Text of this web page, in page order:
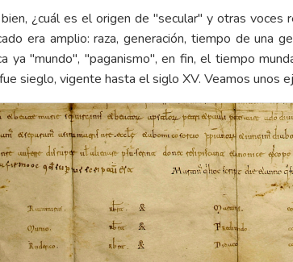
¿cuál es el origen de "secular" y otras voces
era amplio: raza, generación, tiempo de una
ya "mundo", "paganismo", en fin, el tiempo
sieglo, vigente hasta el siglo XV. Veamos unos